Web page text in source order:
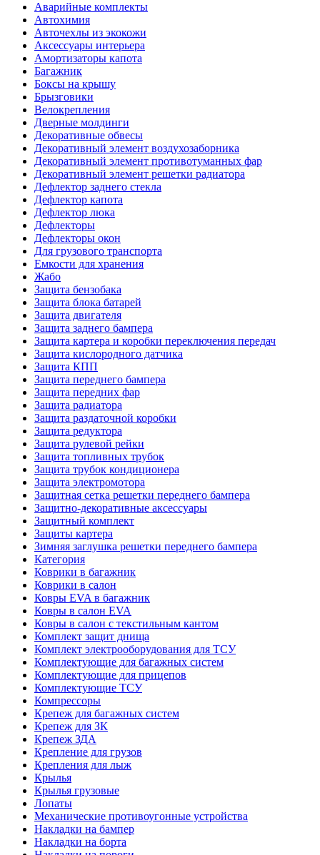
Аварийные комплекты
Автохимия
Авточехлы из экокожи
Аксессуары интерьера
Амортизаторы капота
Багажник
Боксы на крышу
Брызговики
Велокрепления
Дверные молдинги
Декоративные обвесы
Декоративный элемент воздухозаборника
Декоративный элемент противотуманных фар
Декоративный элемент решетки радиатора
Дефлектор заднего стекла
Дефлектор капота
Дефлектор люка
Дефлекторы
Дефлекторы окон
Для грузового транспорта
Емкости для хранения
Жабо
Защита бензобака
Защита блока батарей
Защита двигателя
Защита заднего бампера
Защита картера и коробки переключения передач
Защита кислородного датчика
Защита КПП
Защита переднего бампера
Защита передних фар
Защита радиатора
Защита раздаточной коробки
Защита редуктора
Защита рулевой рейки
Защита топливных трубок
Защита трубок кондиционера
Защита электромотора
Защитная сетка решетки переднего бампера
Защитно-декоративные аксессуары
Защитный комплект
Защиты картера
Зимняя заглушка решетки переднего бампера
Категория
Коврики в багажник
Коврики в салон
Ковры EVA в багажник
Ковры в салон EVA
Ковры в салон с текстильным кантом
Комплект защит днища
Комплект электрооборудования для ТСУ
Комплектующие для багажных систем
Комплектующие для прицепов
Комплектующие ТСУ
Компрессоры
Крепеж для багажных систем
Крепеж для ЗК
Крепеж ЗДА
Крепление для грузов
Крепления для лыж
Крылья
Крылья грузовые
Лопаты
Механические противоугонные устройства
Накладки на бампер
Накладки на борта